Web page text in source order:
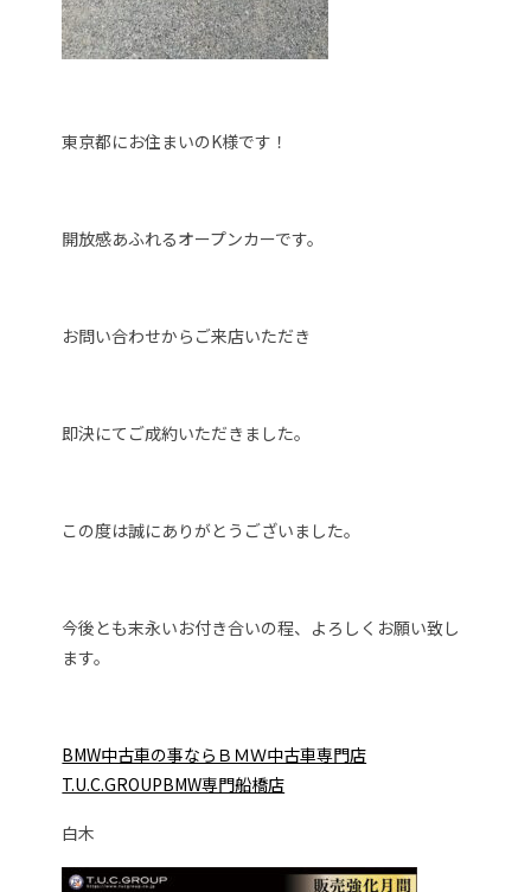
東京都にお住まいのK様です！
開放感あふれるオープンカーです。
お問い合わせからご来店いただき
即決にてご成約いただきました。
この度は誠にありがとうございました。
今後とも末永いお付き合いの程、よろしくお願い致し
ます。
BMW中古車の事ならＢＭＷ中古車専門店
T.U.C.GROUPBMW専門船橋店
白木